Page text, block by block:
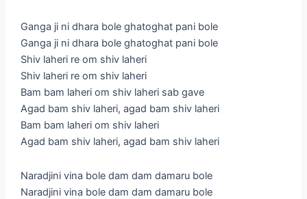
Ganga ji ni dhara bole ghatoghat pani bole
Ganga ji ni dhara bole ghatoghat pani bole
Shiv laheri re om shiv laheri
Shiv laheri re om shiv laheri
Bam bam laheri om shiv laheri sab gave
Agad bam shiv laheri, agad bam shiv laheri
Bam bam laheri om shiv laheri
Agad bam shiv laheri, agad bam shiv laheri
Naradjini vina bole dam dam damaru bole
Naradjini vina bole dam dam damaru bole